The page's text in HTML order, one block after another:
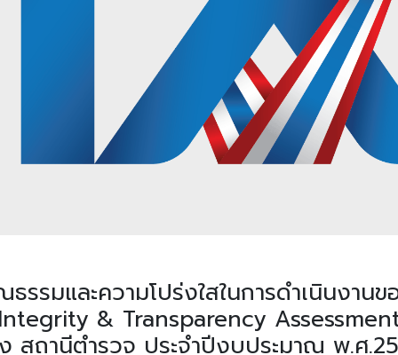
ธรรมและความโปร่งใสในการดำเนินงาน
& Transparency
สถานีตำรวจ ประจำปีงบประมาณ พ.ศ